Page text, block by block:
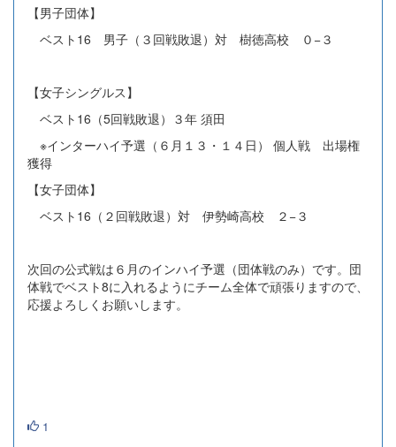
【男子団体】
ベスト16 男子（３回戦敗退）対 樹徳高校 ０−３
【女子シングルス】
ベスト16（5回戦敗退）３年 須田
※インターハイ予選（６月１３・１４日） 個人戦 出場権
獲得
【女子団体】
ベスト16（２回戦敗退）対 伊勢崎高校 ２−３
次回の公式戦は６月のインハイ予選（団体戦のみ）です。団
体戦でベスト8に入れるようにチーム全体で頑張りますので、
応援よろしくお願いします。
1